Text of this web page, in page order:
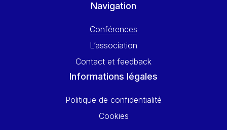
Navigation
Conférences
L’association
Contact et feedback
Informations légales
Politique de confidentialité
Cookies